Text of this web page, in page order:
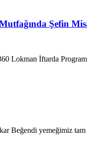
Şefin
Lokman İftarda
Beğendi yemeğimiz